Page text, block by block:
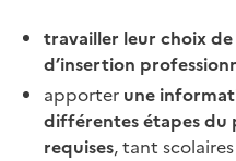
travailler leur choix
d’insertion
apporter une
différentes étapes du
requises, tant